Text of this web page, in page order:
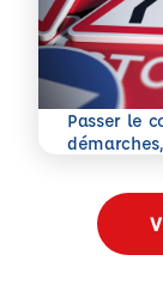
Passer le
En savoir plus